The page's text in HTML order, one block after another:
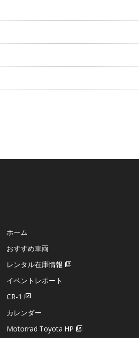
ホーム
おすすめ車両
レンタル在庫情報
イベントレポート
CR-1
カレンダー
Motorrad Toyota HP